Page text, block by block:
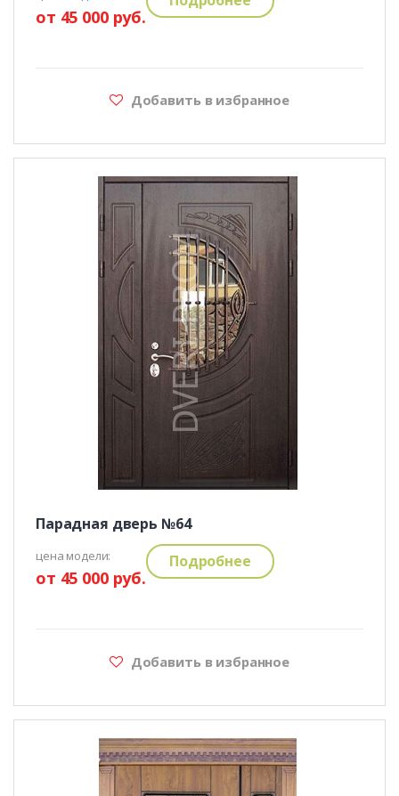
от 45 000 руб.
Добавить в избранное
Парадная дверь №64
цена модели:
от 45 000 руб.
Подробнее
Добавить в избранное